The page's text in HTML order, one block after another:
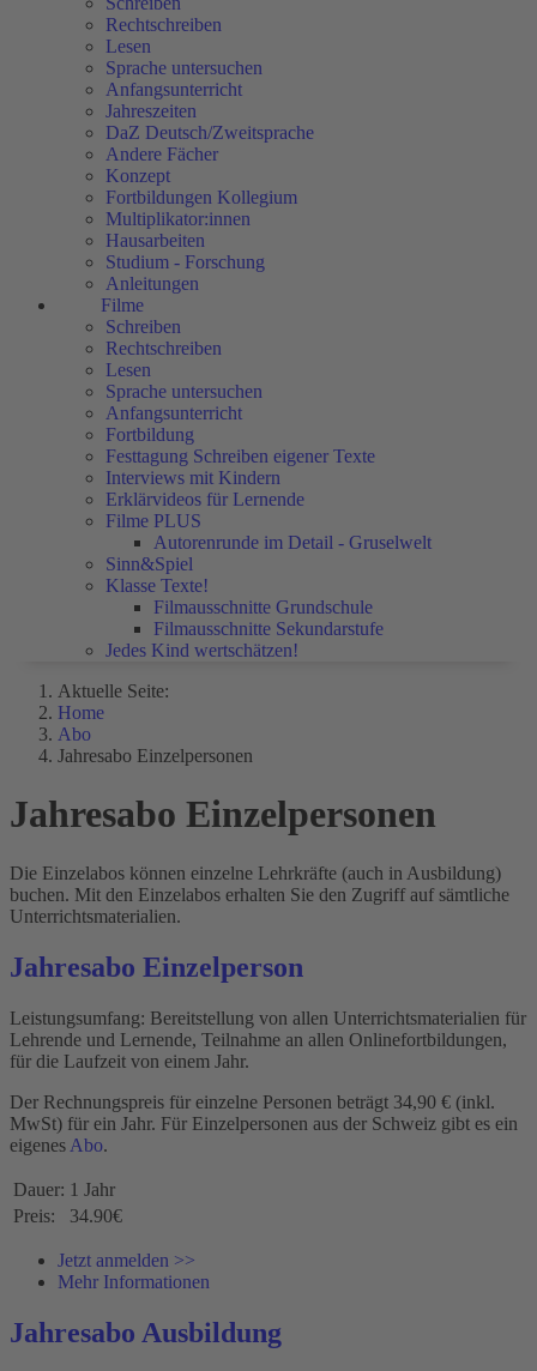
Rechtschreiben
Lesen
Sprache untersuchen
Anfangsunterricht
Jahreszeiten
DaZ Deutsch/Zweitsprache
Andere Fächer
Konzept
Fortbildungen Kollegium
Multiplikator:innen
Hausarbeiten
Studium - Forschung
Anleitungen
Filme
Schreiben
Rechtschreiben
Lesen
Sprache untersuchen
Anfangsunterricht
Fortbildung
Festtagung Schreiben eigener Texte
Interviews mit Kindern
Erklärvideos für Lernende
Filme PLUS
Autorenrunde im Detail - Gruselwelt
Sinn&Spiel
Klasse Texte!
Filmausschnitte Grundschule
Filmausschnitte Sekundarstufe
Jedes Kind wertschätzen!
Aktuelle Seite:
Home
Abo
Jahresabo Einzelpersonen
Jahresabo Einzelpersonen
Die Einzelabos können einzelne Lehrkräfte (auch in Ausbildung)
buchen. Mit den Einzelabos erhalten Sie den Zugriff auf sämtliche
Unterrichtsmaterialien.
Jahresabo Einzelperson
Leistungsumfang: Bereitstellung von allen Unterrichtsmaterialien für
Lehrende und Lernende, Teilnahme an allen Onlinefortbildungen,
für die Laufzeit von einem Jahr.
Der Rechnungspreis für einzelne Personen beträgt 34,90 € (inkl.
MwSt) für ein Jahr. Für Einzelpersonen aus der Schweiz gibt es ein
eigenes Abo.
Dauer: 1 Jahr
Preis:
34.90€
Jetzt anmelden >>
Mehr Informationen
Jahresabo Ausbildung